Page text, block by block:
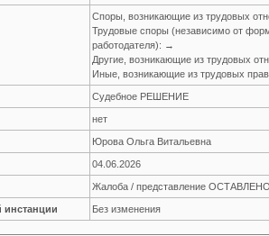
Споры, возникающие из трудовых
Трудовые споры (независимо от
работодателя): →
Другие, возникающие из трудовых
Иные, возникающие из трудовых
Судебное РЕШЕНИЕ
нет
Юрова Ольга Витальевна
04.06.2026
Жалоба / представление
инстанции Без изменения